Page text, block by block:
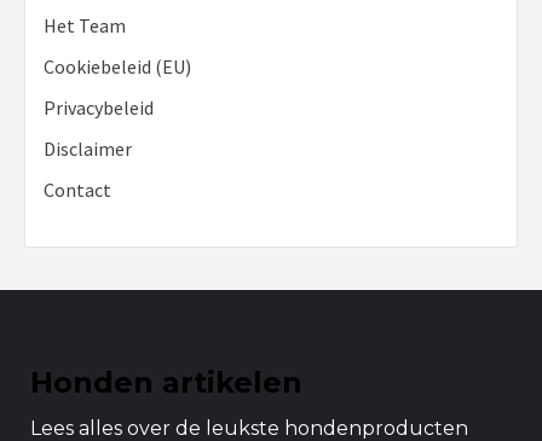
Het Team
Cookiebeleid (EU)
Privacybeleid
Disclaimer
Contact
Honden artikelen
Lees alles over de leukste hondenproducten